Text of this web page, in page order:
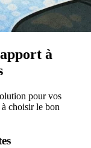
à
pour vos
choisir le bon